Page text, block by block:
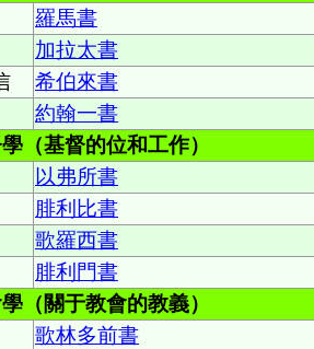
羅馬書
加拉太書
希伯來書
約翰一書
（基督的位和工作）
以弗所書
腓利比書
歌羅西書
腓利門書
（關于教會的教義）
歌林多前書